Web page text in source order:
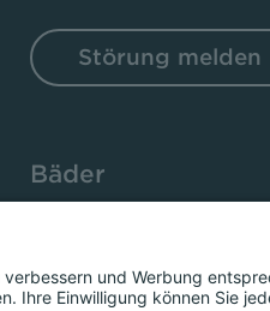
Störung melden
Bäder
Stadtbad Esperanto